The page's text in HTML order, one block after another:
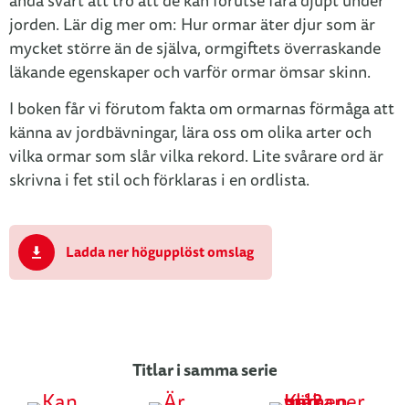
jorden. Lär dig mer om: Hur ormar äter djur som är
mycket större än de själva, ormgiftets överraskande
läkande egenskaper och varför ormar ömsar skinn.
I boken får vi förutom fakta om ormarnas förmåga att
känna av jordbävningar, lära oss om olika arter och
vilka ormar som slår vilka rekord. Lite svårare ord är
skrivna i fet stil och förklaras i en ordlista.
Ladda ner högupplöst omslag
Titlar i samma serie